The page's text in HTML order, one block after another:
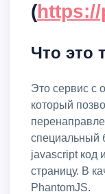
(
Что это
Это сервис с открытым исходным кодом,
который
специальный
javascript код
страницу. В
PhantomJS.